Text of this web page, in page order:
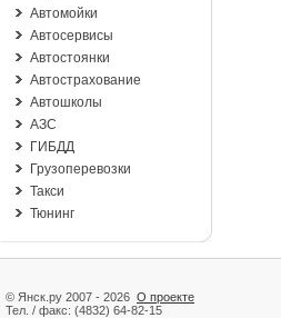
Автомойки
Автосервисы
Автостоянки
Автострахование
Автошколы
АЗС
ГИБДД
Грузоперевозки
Такси
Тюнинг
© Янск.ру 2007 - 2026 О проекте
Тел. / факс: (4832) 64-82-15